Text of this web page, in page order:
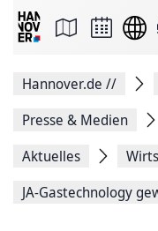
Seite
Facebook
teilen
Seitenlink
Seite
Hannover.de //
Presse & Medien
Aktuelles
JA-Gas­techno­logy